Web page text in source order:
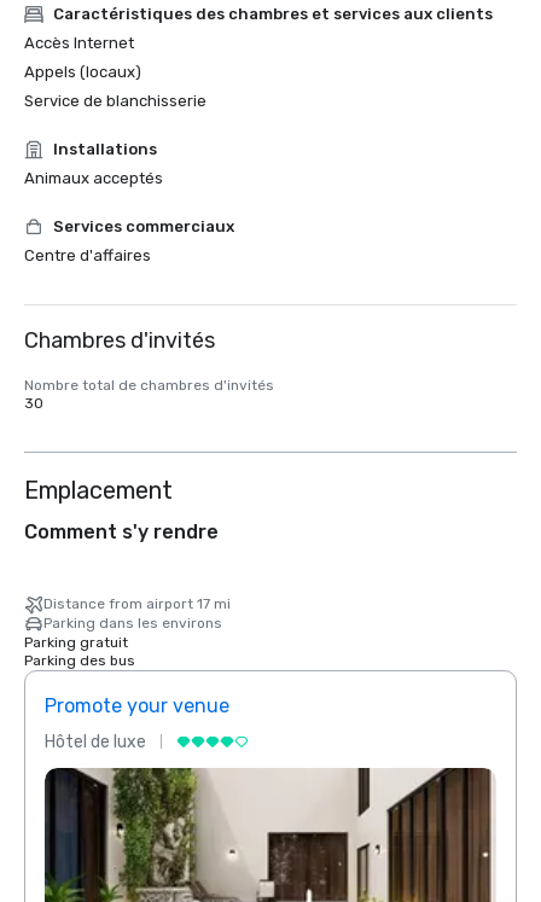
Caractéristiques des chambres et services aux clients
Accès Internet
Appels (locaux)
Service de blanchisserie
Installations
Animaux acceptés
Services commerciaux
Centre d'affaires
Chambres d'invités
Nombre total de chambres d'invités
30
Emplacement
Comment s'y rendre
Distance from airport 17 mi
Parking dans les environs
Parking gratuit
Parking des bus
Promote your venue
Hôtel de luxe